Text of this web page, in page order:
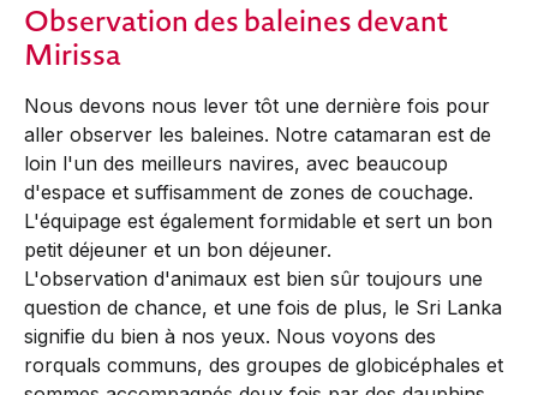
Observation des baleines devant
Mirissa
Nous devons nous lever tôt une dernière fois pour
aller observer les baleines. Notre catamaran est de
loin l'un des meilleurs navires, avec beaucoup
d'espace et suffisamment de zones de couchage.
L'équipage est également formidable et sert un bon
petit déjeuner et un bon déjeuner.
L'observation d'animaux est bien sûr toujours une
question de chance, et une fois de plus, le Sri Lanka
signifie du bien à nos yeux. Nous voyons des
rorquals communs, des groupes de globicéphales et